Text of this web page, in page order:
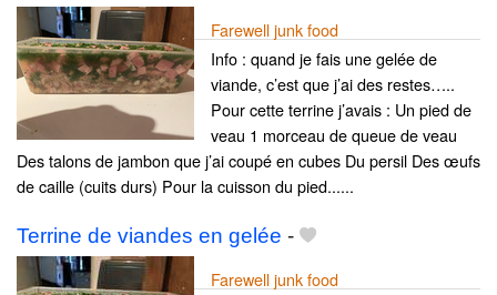
Farewell junk food
Info : quand je fais une gelée de
viande, c’est que j’ai des restes…..
Pour cette terrine j’avais : Un pied de
veau 1 morceau de queue de veau
Des talons de jambon que j’ai coupé en cubes Du persil Des œufs
de caille (cuits durs) Pour la cuisson du pied......
Terrine de viandes en gelée -
Farewell junk food